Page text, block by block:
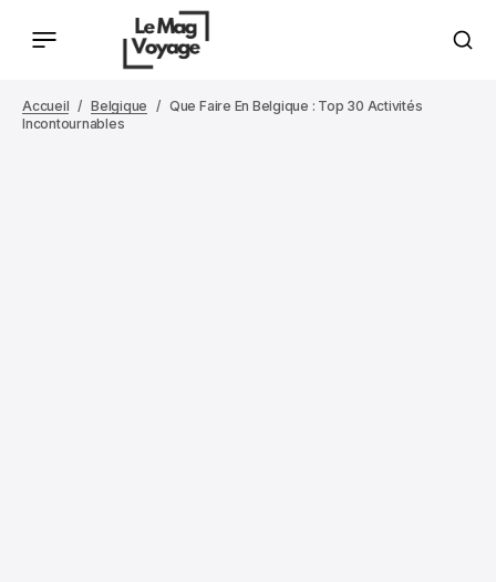
Accueil Belgique
Que Faire En Belgique : Top 30 Activités
Incontournables